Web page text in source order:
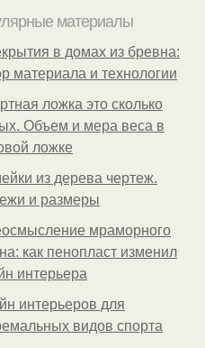
материалы
в домах из бревна:
материала и технологии
ложка это сколько
Объем и мера веса в
ложке
из дерева чертеж.
и размеры
мраморного
как пенопласт изменил
интерьера
интерьеров для
видов спорта